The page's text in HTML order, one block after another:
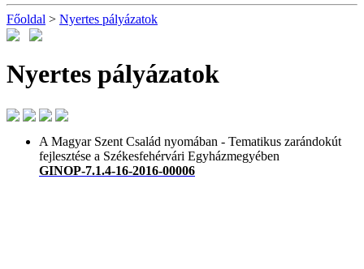
Főoldal > Nyertes pályázatok
Nyertes pályázatok
A Magyar Szent Család nyomában - Tematikus zarándokút
fejlesztése a Székesfehérvári Egyházmegyében
GINOP-7.1.4-16-2016-00006